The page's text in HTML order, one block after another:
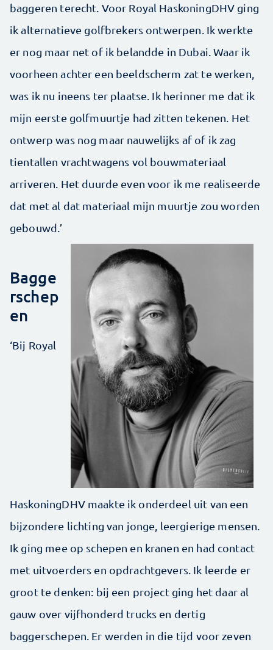
baggeren terecht. Voor Royal HaskoningDHV ging
ik alternatieve golfbrekers ontwerpen. Ik werkte
er nog maar net of ik belandde in Dubai. Waar ik
voorheen achter een beeldscherm zat te werken,
was ik nu ineens ter plaatse. Ik herinner me dat ik
mijn eerste golfmuurtje had zitten tekenen. Het
ontwerp was nog maar nauwelijks af of ik zag
tientallen vrachtwagens vol bouwmateriaal
arriveren. Het duurde even voor ik me realiseerde
dat met al dat materiaal mijn muurtje zou worden
gebouwd.’
Bagge
rschep
en
‘Bij Royal
HaskoningDHV maakte ik onderdeel uit van een
bijzondere lichting van jonge, leergierige mensen.
Ik ging mee op schepen en kranen en had contact
met uitvoerders en opdrachtgevers. Ik leerde er
groot te denken: bij een project ging het daar al
gauw over vijfhonderd trucks en dertig
baggerschepen. Er werden in die tijd voor zeven